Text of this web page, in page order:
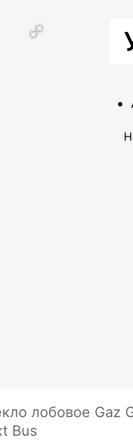
лобовое Gaz
Bus